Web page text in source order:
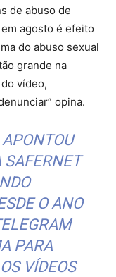
de abuso de
agosto é efeito
do abuso sexual
grande na
vídeo,
opina.
APONTOU
SAFERNET
O ANO
PARA
VÍDEOS